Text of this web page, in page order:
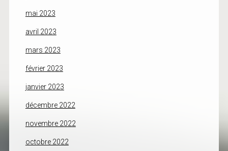
mai 2023
avril 2023
mars 2023
février 2023
janvier 2023
décembre 2022
novembre 2022
octobre 2022